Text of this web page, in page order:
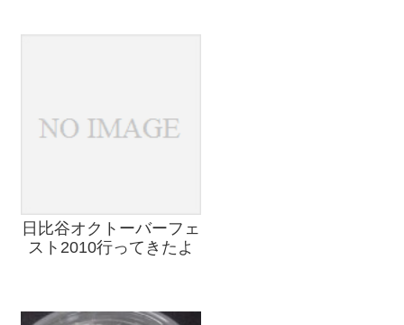
日比谷オクトーバーフェ
スト2010行ってきたよ